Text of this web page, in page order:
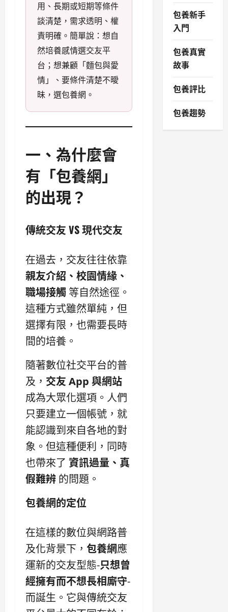
用、長期或短期等條件
談清楚，需求透明、權
責明確。簡單說：想自
然培養感情選交友平
台；想兼顧「麵包與愛
情」、要條件清楚不曖
昧，選包養網。
一、為什麼會
有「包養網」
的出現？
傳統交友 VS 現代交友
在過去，交友往往依靠
親友介紹、校園情緣、
職場接觸 等自然途徑。
這種方式雖然單純，但
選擇有限，也需要長時
間的培養。
隨著數位社交平台的普
及， 交友 App 與網站
成為大眾化選項。人們
只要建立一個帳號，就
能認識到來自各地的對
象。但這種便利，同時
也帶來了 資訊過量、真
假難辨 的問題。
包養網的定位
在這樣的數位與網路普
及化背景下， 包養網應
運新的交友型態-只想曾
經擁有而不想長相廝守-
而誕生。它與傳統交友
包養新手
入門
包養真實
故事
包養評比
包養趨勢